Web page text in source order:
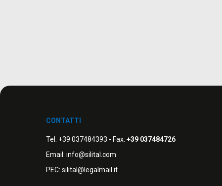
CONTATTI
Tel: +39 037484393 - Fax: +39 037484726
Email: info@silital.com
PEC: silital@legalmail.it